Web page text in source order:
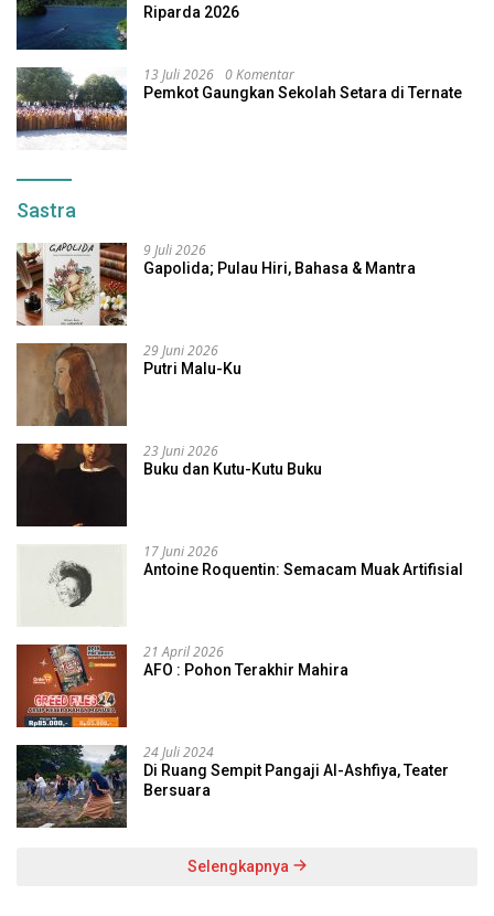
Riparda 2026
13 Juli 2026 0 Komentar
Pemkot Gaungkan Sekolah Setara di Ternate
Sastra
9 Juli 2026
Gapolida; Pulau Hiri, Bahasa & Mantra
29 Juni 2026
Putri Malu-Ku
23 Juni 2026
Buku dan Kutu-Kutu Buku
17 Juni 2026
Antoine Roquentin: Semacam Muak Artifisial
21 April 2026
AFO : Pohon Terakhir Mahira
24 Juli 2024
Di Ruang Sempit Pangaji Al-Ashfiya, Teater
Bersuara
Selengkapnya